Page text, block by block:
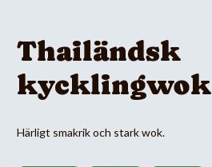
Thailändsk
kycklingwok
Härligt smakrik och stark wok.